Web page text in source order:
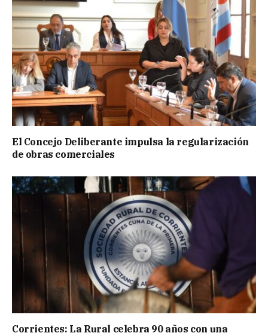
El Concejo Deliberante impulsa la regularización
de obras comerciales
Corrientes: La Rural celebra 90 años con una